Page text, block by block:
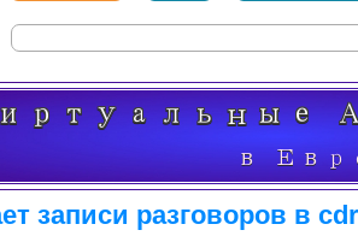
записи разговоров в